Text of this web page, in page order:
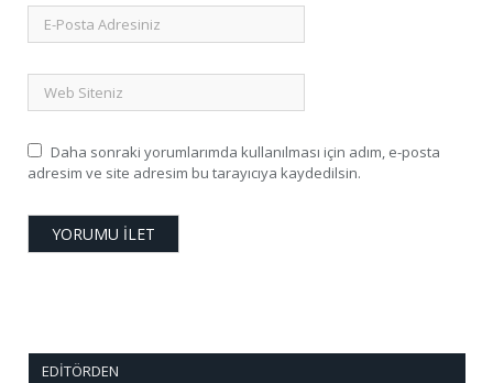
Daha sonraki yorumlarımda kullanılması için adım, e-posta
adresim ve site adresim bu tarayıcıya kaydedilsin.
EDITÖRDEN